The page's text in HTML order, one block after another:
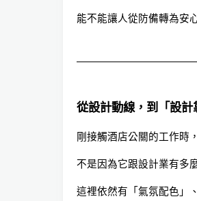
能不能讓人從防備轉為安
從設計動線，到「設計
剛接觸酒店公關的工作
不是因為它跟設計業有多
這裡依然有「氣氛配色」